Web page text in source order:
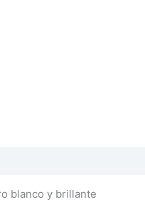
blanco y brillante